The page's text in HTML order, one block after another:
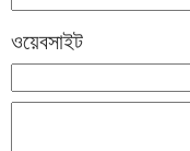
ওয়েবসাইট